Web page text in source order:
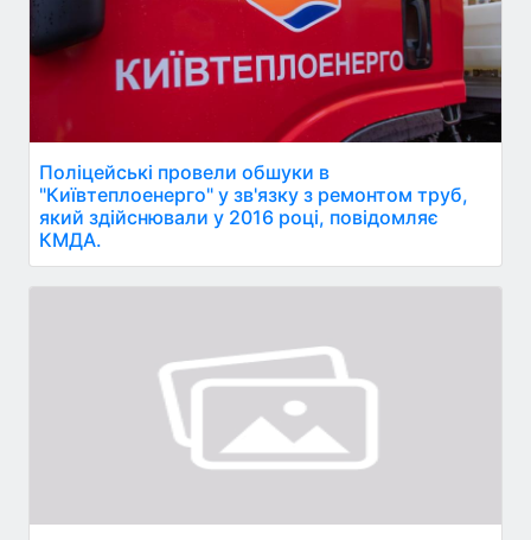
Поліцейські провели обшуки в
"Київтеплоенерго" у зв'язку з ремонтом труб,
який здійснювали у 2016 році, повідомляє
КМДА.